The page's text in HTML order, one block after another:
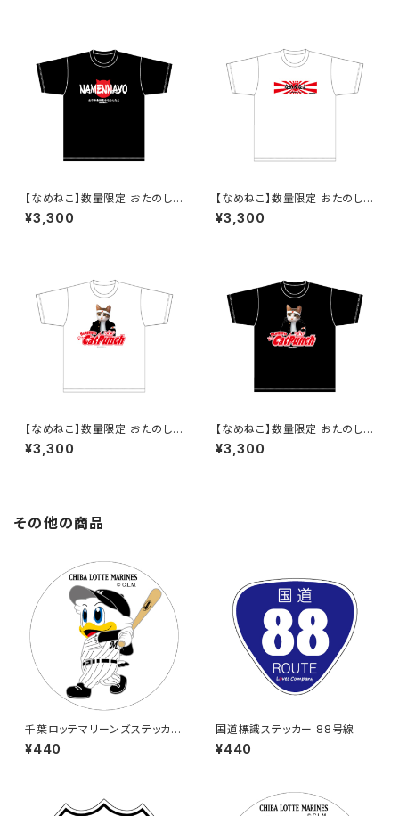
【なめねこ】数量限定 おたのし
み企画！なくなり次第終了 な
めねこ（なめんなよ）Tシャツ （B
¥3,300
【なめねこ】数量限定 おたのし
み企画！なくなり次第終了 な
めねこ（なめんなよ）Tシャツ
¥3,300
【なめねこ】数量限定 おたのし
み企画！なくなり次第終了 な
めねこ（なめんなよ）Tシャツ
¥3,300
【なめねこ】数量限定 おたのし
み企画！なくなり次第終了 な
めねこ（なめんなよ）Tシャツ （B
¥3,300
その他の商品
千葉ロッテマリーンズステッカー
8
¥440
国道標識ステッカー 88号線
¥440